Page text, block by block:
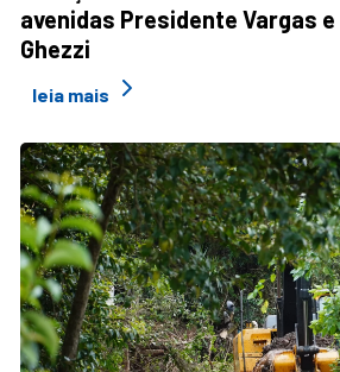
avenidas Presidente Vargas
Ghezzi
leia mais